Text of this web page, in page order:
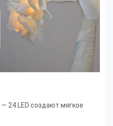
— 24 LED создают мягкое